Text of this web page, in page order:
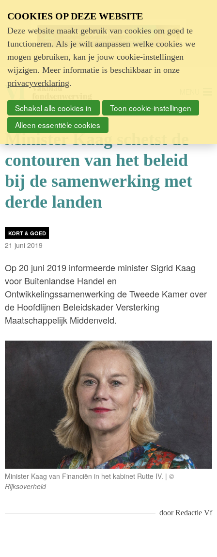
Advertentie
Minister Kaag schetst de
contouren van het beleid
bij de samenwerking met
derde landen
KORT & GOED
21 juni 2019
Op 20 juni 2019 informeerde minister Sigrid Kaag
voor Buitenlandse Handel en
Ontwikkelingssamenwerking de Tweede Kamer over
de Hoofdlijnen Beleidskader Versterking
Maatschappelijk Middenveld.
Minister Kaag van Financiën in het kabinet Rutte IV.
©
Rijksoverheid
doorRedactie Vf
COOKIES OP DEZE WEBSITE
Deze website maakt gebruik van cookies om goed te
functioneren. Als je wilt aanpassen welke cookies we
mogen gebruiken, kan je jouw cookie-instellingen
wijzigen. Meer informatie is beschikbaar in onze
privacyverklaring.
Schakel alle cookies in
Toon cookie-instellingen
Alleen essentiële cookies